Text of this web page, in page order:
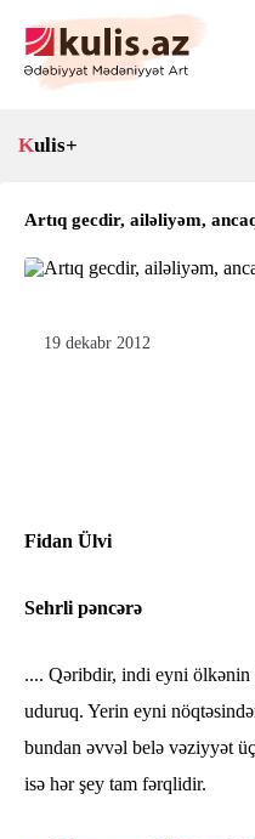
Kulis+
Artıq gecdir, ailəliyəm,
19 dekabr 2012
Fidan Ülvi
Sehrli pəncərə
.... Qəribdir, indi eyni ölkənin
uduruq. Yerin eyni
bundan əvvəl belə vəziyyət
isə hər şey tam fərqlidir.